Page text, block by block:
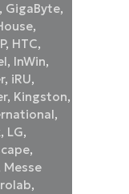
, GigaByte,
,
, HTC,
, InWin,
, iRU,
, Kingston,
,
, LG,
,
Messe
,